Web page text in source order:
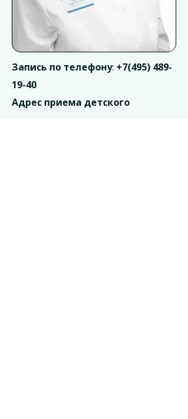
Запись по телефону: +7(495) 489-
19-40
Адрес приема детского